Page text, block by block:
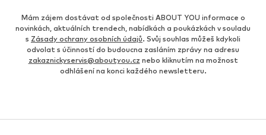
Mám zájem dostávat od společnosti ABOUT YOU informace o
novinkách, aktuálních trendech, nabídkách a poukázkách v souladu
s Zásady ochrany osobních údajů. Svůj souhlas můžeš kdykoli
odvolat s účinností do budoucna zasláním zprávy na adresu
zakaznickyservis@aboutyou.cz nebo kliknutím na možnost
odhlášení na konci každého newsletteru.